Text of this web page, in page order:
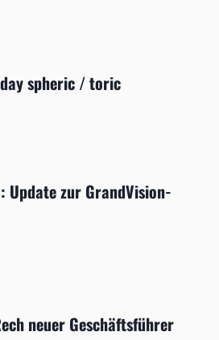
spheric / toric
Update zur GrandVision-
neuer Geschäftsführer